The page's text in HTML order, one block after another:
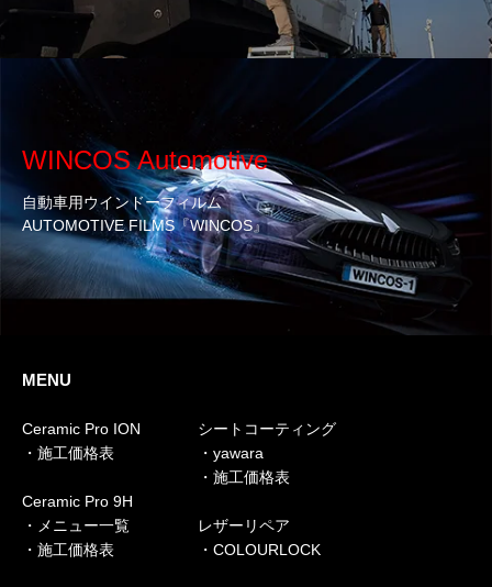
WINCOS Automotive
自動車用ウインドーフィルム
AUTOMOTIVE FILMS『WINCOS』
MENU
Ceramic Pro ION
・施工価格表
Ceramic Pro 9H
・メニュー一覧
・施工価格表
シートコーティング
・yawara
・施工価格表
レザーリペア
・COLOURLOCK